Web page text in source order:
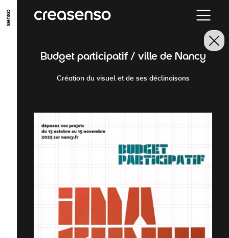
ALLER AU CONTENU PRINCIPAL
ALLER EN BAS DE PAGE
Budget participatif / ville de Nancy
Création du visuel et de ses déclinaisons